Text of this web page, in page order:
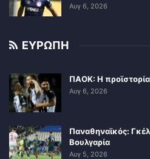
Αυγ 6, 2026
ΕΥΡΩΠΗ
ΠΑΟΚ: Η
Αυγ 6, 2026
Παναθηναϊκός:
Βουλγαρία
Αυγ 5, 2026